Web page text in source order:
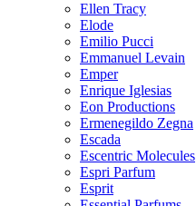
Ellen Tracy
Elode
Emilio Pucci
Emmanuel Levain
Emper
Enrique Iglesias
Eon Productions
Ermenegildo Zegna
Escada
Escentric Molecules
Espri Parfum
Esprit